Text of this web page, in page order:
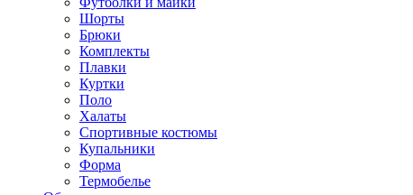
Шорты
Брюки
Комплекты
Плавки
Куртки
Поло
Халаты
Спортивные костюмы
Купальники
Форма
Термобелье